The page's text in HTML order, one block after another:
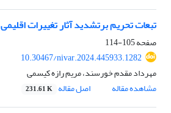
تبعات تحریم برتشدید آثار تغییرات اقلیمی
صفحه105-114
10.30467/nivar.2024.445933.1282
مهرداد مقدم خورسند، مریم رازه کیسمی
مشاهده مقاله
اصل مقاله 231.61 K